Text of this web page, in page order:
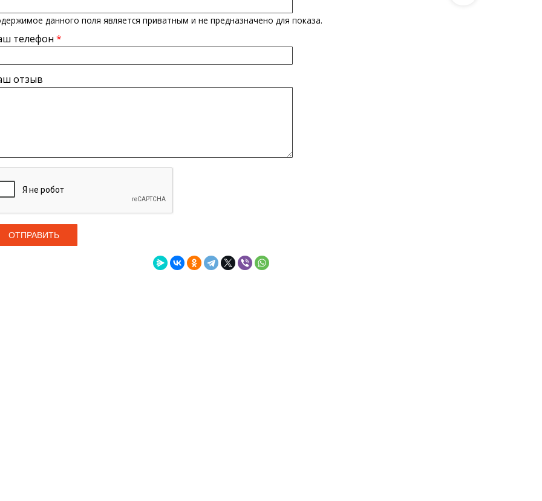
данного поля является приватным и не предназначено для показа.
телефон *
отзыв